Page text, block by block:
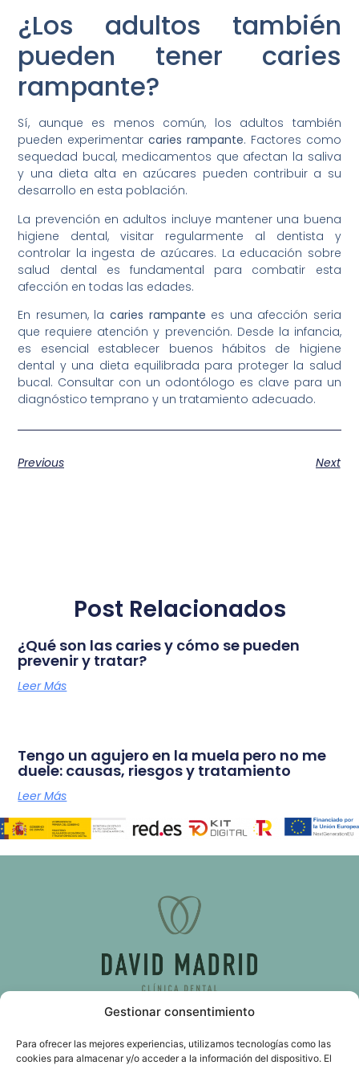
Gestionar consentimiento
Para ofrecer las mejores experiencias, utilizamos tecnologías como las
cookies para almacenar y/o acceder a la información del dispositivo. El
¿Los adultos también
pueden tener caries
rampante?
Sí, aunque es menos común, los adultos también
pueden experimentarcaries rampante. Factores como
sequedad bucal, medicamentos que afectan la saliva
y una dieta alta en azúcares pueden contribuir a su
desarrollo en esta población.
La prevención en adultos incluye mantener una buena
higiene dental, visitar regularmente al dentista y
controlar la ingesta de azúcares. La educación sobre
salud dental es fundamental para combatir esta
afección en todas las edades.
En resumen, la caries rampante es una afección seria
que requiere atención y prevención. Desde la infancia,
es esencial establecer buenos hábitos de higiene
dental y una dieta equilibrada para proteger la salud
bucal. Consultar con un odontólogo es clave para un
diagnóstico temprano y un tratamiento adecuado.
Previous Next
Post Relacionados
¿Qué son las caries y cómo se pueden
prevenir y tratar?
Leer Más
Tengo un agujero en la muela pero no me
duele: causas, riesgos y tratamiento
Leer Más
C/ d’Almassora, 51, bajo 46009 Valencia